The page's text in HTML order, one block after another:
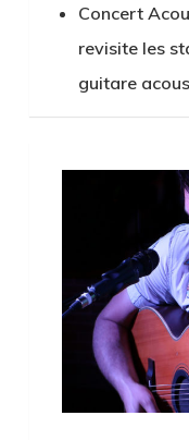
Concert
revisite les
guitare